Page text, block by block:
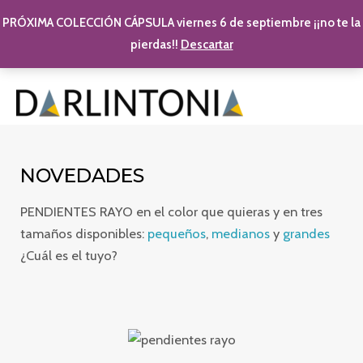
NOVEDADES
PENDIENTES RAYO en el color que quieras y en tres
tamaños disponibles: pequeños, medianos y grandes
¿Cuál es el tuyo?
PRÓXIMA COLECCIÓN CÁPSULA viernes 6 de septiembre ¡¡no te la
pierdas!! Descartar